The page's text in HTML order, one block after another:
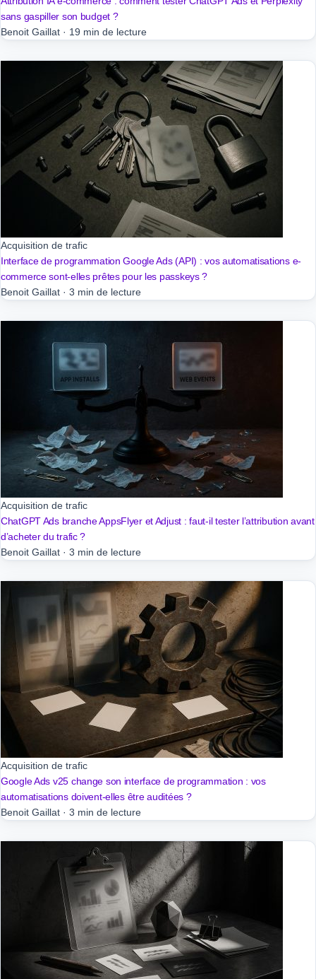
sans gaspiller son budget ?
Benoit Gaillat · 19 min de lecture
Acquisition de trafic
Interface de programmation Google Ads (API) : vos automatisations e-
commerce sont-elles prêtes pour les passkeys ?
Benoit Gaillat · 3 min de lecture
Acquisition de trafic
ChatGPT Ads branche AppsFlyer et Adjust : faut-il tester l’attribution avant
d’acheter du trafic ?
Benoit Gaillat · 3 min de lecture
Acquisition de trafic
Google Ads v25 change son interface de programmation : vos
automatisations doivent-elles être auditées ?
Benoit Gaillat · 3 min de lecture